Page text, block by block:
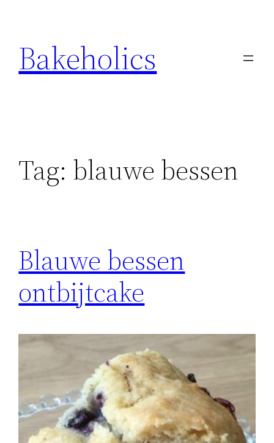
inhoud
Bakeholics
Tag: blauwe bessen
Blauwe bessen
ontbijtcake